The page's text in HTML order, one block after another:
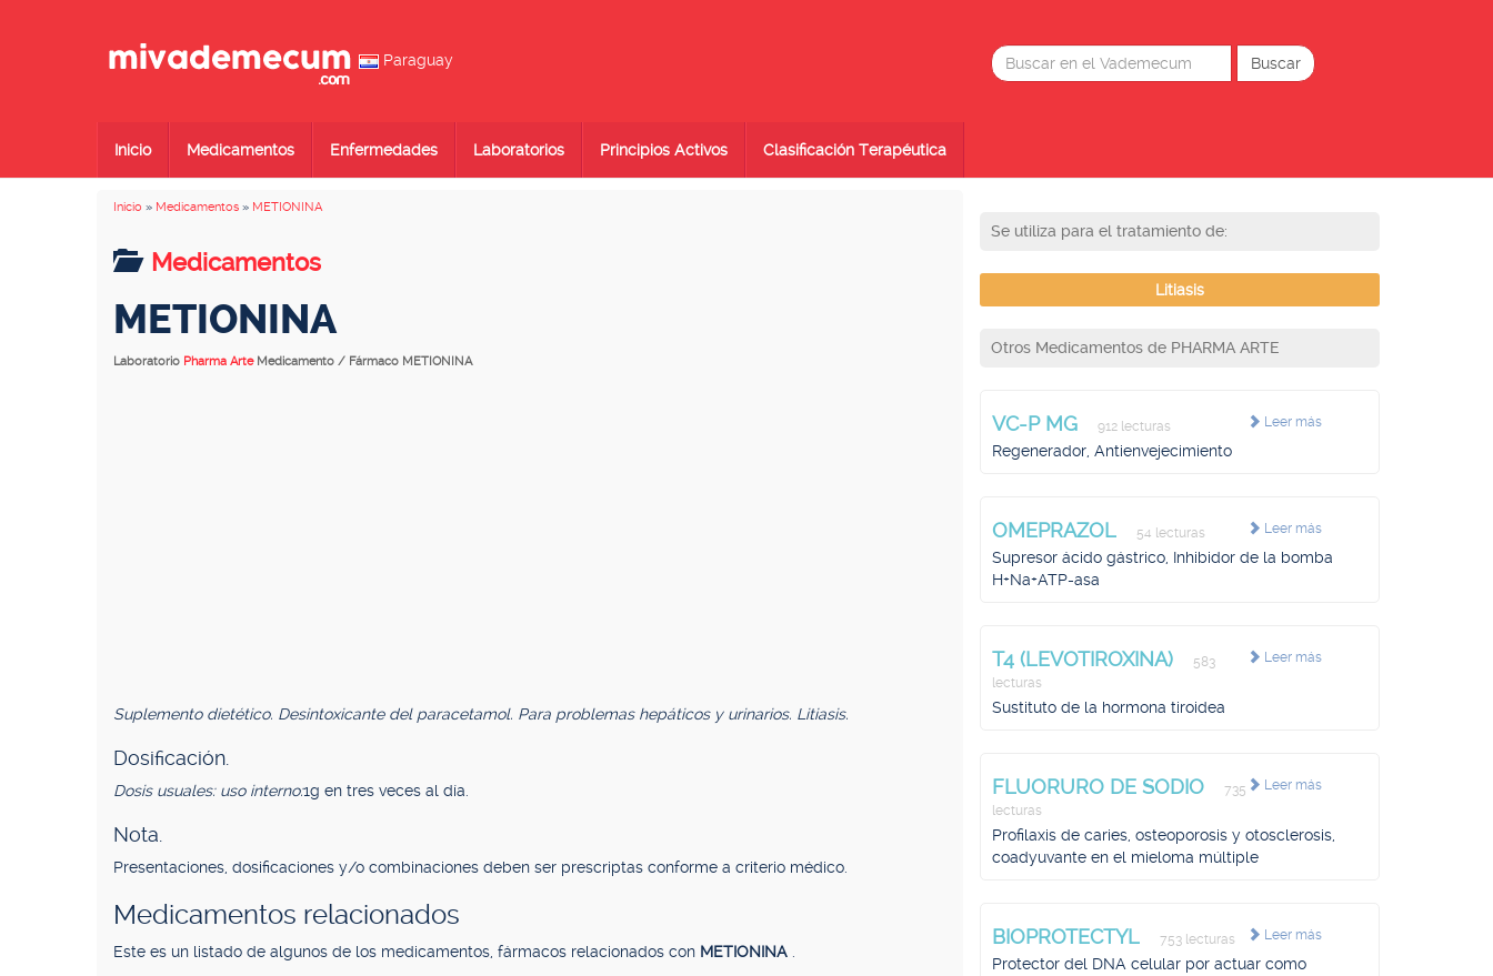
Paraguay
Inicio Medicamentos Enfermedades Laboratorios Principios Activos Clasificación Terapéutica
Inicio » Medicamentos » METIONINA
Medicamentos
METIONINA
Laboratorio Pharma Arte Medicamento / Fármaco METIONINA
Suplemento dietético. Desintoxicante del paracetamol. Para problemas hepáticos y urinarios. Litiasis.
Dosificación.
Dosis usuales: uso interno:1g en tres veces al día.
Nota.
Presentaciones, dosificaciones y/o combinaciones deben ser prescriptas conforme a criterio médico.
Medicamentos relacionados
Este es un listado de algunos de los medicamentos, fármacos relacionados con METIONINA
Se utiliza para el tratamiento de:
Litiasis
Otros Medicamentos de PHARMA ARTE
Leer más
VC-P MG 912 lecturas
Regenerador, Antienvejecimiento
Leer más
OMEPRAZOL 54 lecturas
Supresor ácido gástrico, Inhibidor de la bomba
H+Na+ATP-asa
Leer más
T4 (LEVOTIROXINA)
583
lecturas
Sustituto de la hormona tiroidea
Leer más
FLUORURO DE SODIO
735
lecturas
Profilaxis de caries, osteoporosis y otosclerosis,
coadyuvante en el mieloma múltiple
Leer más
BIOPROTECTYL 753 lecturas
Protector del DNA celular por actuar como